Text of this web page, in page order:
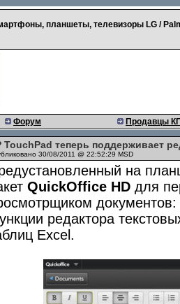
планшеты, телевизоры LG /
Форум Продавцы
TouchPad теперь поддерживает
30/08/2011 @ 22:52:29 MSD
на
QuickOffice HD для
редактора
Excel.